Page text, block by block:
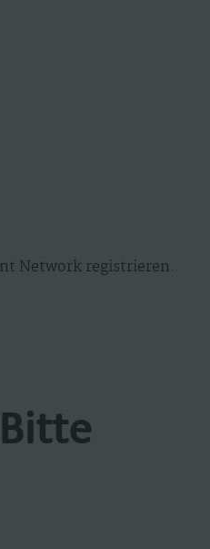
Network registrieren.